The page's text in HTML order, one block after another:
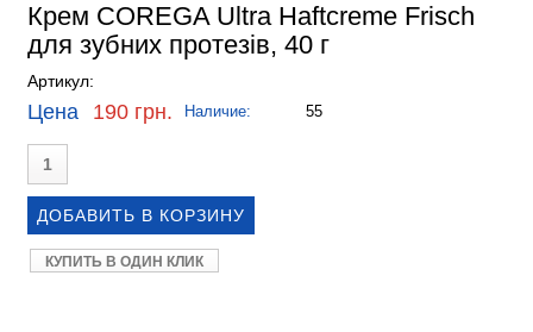
Крем COREGA Ultra Haftcreme Frisch
для зубних протезів, 40 г
Артикул:
Цена 190 грн. Наличие: 55
КУПИТЬ В ОДИН КЛИК